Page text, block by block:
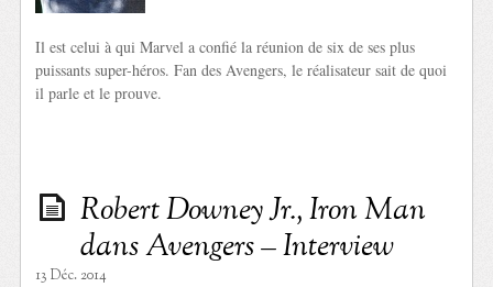
Il est celui à qui Marvel a confié la réunion de six de ses plus
puissants super-héros. Fan des Avengers, le réalisateur sait de quoi
il parle et le prouve.
Robert Downey Jr., Iron Man
dans Avengers – Interview
13 Déc. 2014